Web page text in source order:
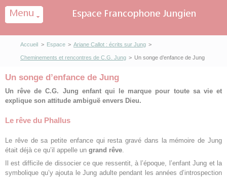
Accueil > Espace > Ariane Callot : écrits sur Jung >
Cheminements et rencontres de C.G. Jung > Un songe d’enfance de Jung
Un songe d’enfance de Jung
Un rêve de C.G. Jung enfant qui le marque pour toute sa vie et
explique son attitude ambiguë envers Dieu.
Le rêve du Phallus
Le rêve de sa petite enfance qui resta gravé dans la mémoire de Jung
était déjà ce qu’il appelle un grand rêve
Il est difficile de dissocier ce que ressentit, à l’époque, l’enfant Jung et la
symbolique qu’y ajouta le Jung adulte pendant les années d’introspection
Panneau de gestion des cookies